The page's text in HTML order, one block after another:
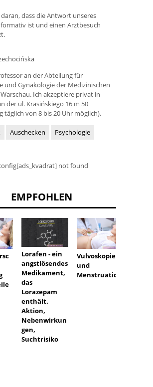
daran, dass die Antwort unseres
ist und einen Arztbesuch
an der Abteilung für
und Gynäkologie der Medizinischen
Ich akzeptiere privat in
der ul. Krasińskiego 16 m 50
täglich von 8 bis 20 Uhr möglich).
Auschecken Psychologie
not found
EMPFOHLEN
Lorafen - ein
angstlösendes
Medikament,
das
Lorazepam
enthält.
Aktion,
Nebenwirkun
gen,
Suchtrisiko
Vulvoskopie
und
Menstruation